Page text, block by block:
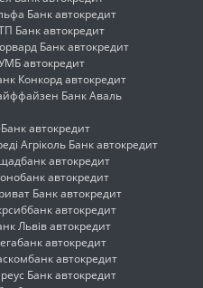
Банк автокредит
Банк автокредит
Банк автокредит
автокредит
Конкорд автокредит
Банк Аваль
автокредит
Агріколь Банк автокредит
автокредит
автокредит
Банк автокредит
автокредит
Львів автокредит
автокредит
автокредит
Банк автокредит